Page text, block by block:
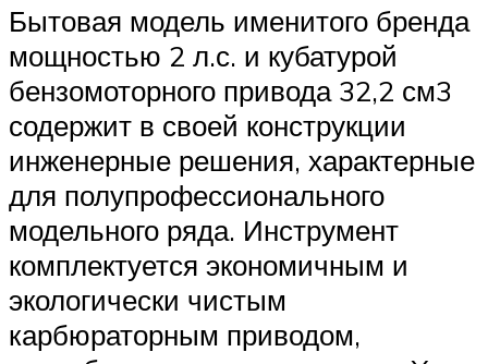
Бытовая модель именитого бренда
мощностью 2 л.с. и кубатурой
бензомоторного привода 32,2 см3
содержит в своей конструкции
инженерные решения, характерные
для полупрофессионального
модельного ряда. Инструмент
комплектуется экономичным и
экологически чистым
карбюраторным приводом,